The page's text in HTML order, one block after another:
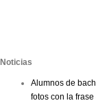
Noticias
Alumnos de
fotos con la